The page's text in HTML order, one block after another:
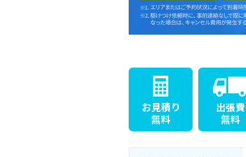
お見積り
無料
出張費
無料